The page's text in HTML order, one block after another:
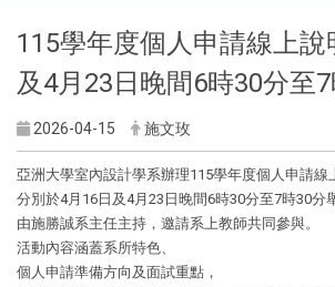
115學年度個人申請線上說
及4月23日晚間6時30分至
2026-04-15 施文玫
亞洲大學室內設計學系辦理115學年度個人申請線
分別於4月16日及4月23日晚間6時30分至7時30分
由施勝誠系主任主持，邀請系上教師共同參與。
活動內容涵蓋系所特色、
個人申請準備方向及面試重點，